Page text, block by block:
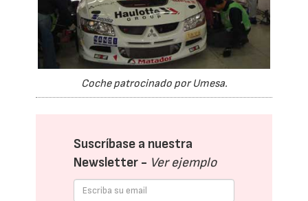
Coche patrocinado por Umesa.
Suscríbase a nuestra
Newsletter - Ver ejemplo